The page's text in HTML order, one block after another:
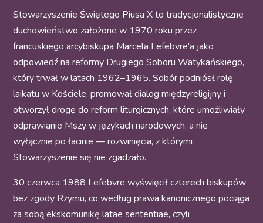
Stowarzyszenie Świętego Piusa X to tradycjonalistyczne
duchowieństwo założone w 1970 roku przez
francuskiego arcybiskupa Marcela Lefebvre’a jako
odpowiedź na reformy Drugiego Soboru Watykańskiego,
który trwał w latach 1962–1965. Sobór podniósł rolę
laikatu w Kościele, promował dialog międzyreligijny i
otworzył drogę do reform liturgicznych, które umożliwiały
odprawianie Mszy w językach narodowych, a nie
wyłącznie po łacinie — rozwinięcia, z którymi
Stowarzyszenie się nie zgadzało.
30 czerwca 1988 Lefebvre wyświęcił czterech biskupów
bez zgody Rzymu, co według prawa kanonicznego pociąga
za sobą ekskomunikę latae sententiae, czyli